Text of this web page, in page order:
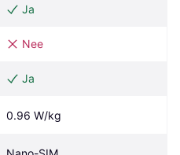
Ja
Nee
Ja
0.96 W/kg